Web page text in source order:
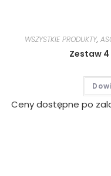
WSZYSTKIE PRODUKTY,
Zestaw
Ceny dostępne po